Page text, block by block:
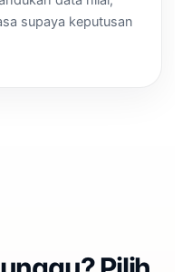
supaya keputusan